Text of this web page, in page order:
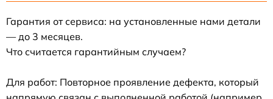
Гарантия от сервиса: на установленные нами детали
— до 3 месяцев.
Что считается гарантийным случаем?
Для работ: Повторное проявление дефекта, который